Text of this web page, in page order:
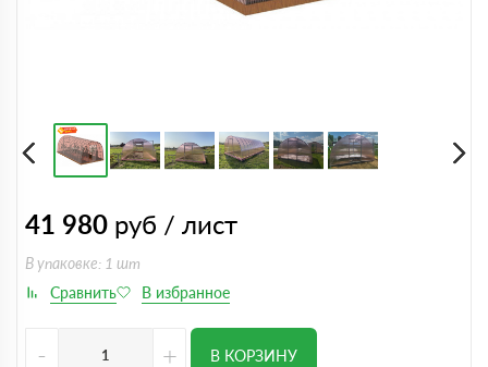
41 980 руб / лист
В упаковке: 1 шт
- + В КОРЗИНУ